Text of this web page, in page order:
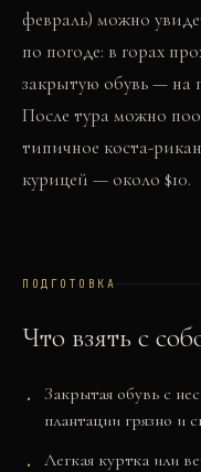
февраль) можно
по погоде: в горах
закрытую обувь — на
После тура можно
типичное коста-
курицей — около $10.
ПОДГОТОВКА
Что взять с
Закрытая обувь с
плантации грязно и
Легкая куртка или